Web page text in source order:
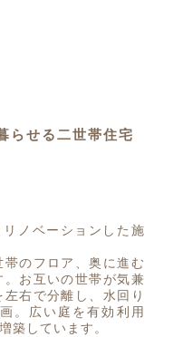
らせる二世帯住宅
ノベーションした施
のフロア、奥に進む
お互いの世帯が気兼
右で分離し、水回り
。広い庭を有効利用
築しています。